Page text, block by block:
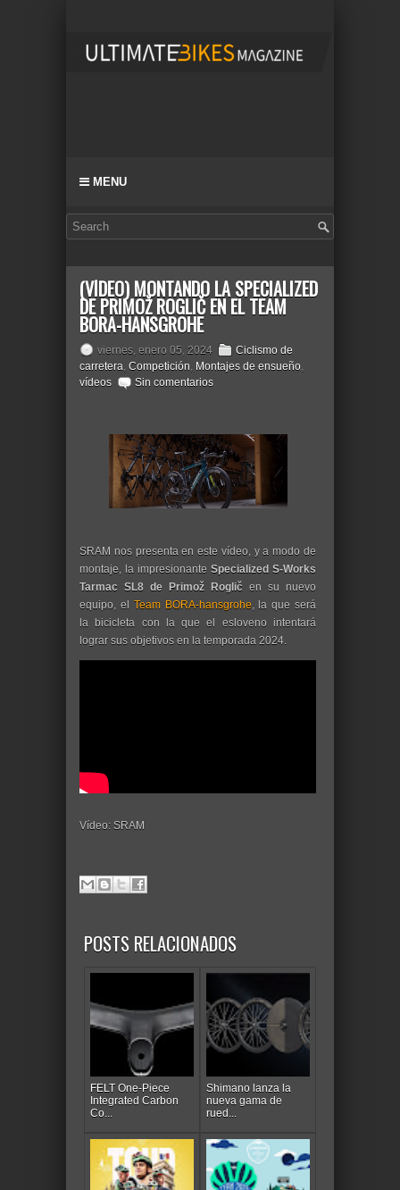
MENU
(VÍDEO) MONTANDO LA SPECIALIZED
DE PRIMOŽ ROGLIČ EN EL TEAM
BORA-HANSGROHE
viernes, enero 05, 2024
Ciclismo de
carretera, Competición, Montajes de ensueño,
vídeos
Sin comentarios
SRAM nos presenta en este vídeo, y a modo de
montaje, la impresionante Specialized S-Works
Tarmac SL8 de Primož Roglič en su nuevo
equipo, el Team BORA-hansgrohe, la que será
la bicicleta con la que el esloveno intentará
lograr sus objetivos en la temporada 2024.
Vídeo: SRAM
POSTS RELACIONADOS
FELT One-Piece
Integrated Carbon
Co...
Shimano lanza la
nueva gama de
rued...